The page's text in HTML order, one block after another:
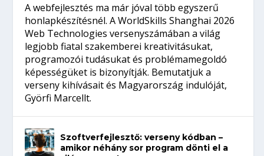
A webfejlesztés ma már jóval több egyszerű
honlapkészítésnél. A WorldSkills Shanghai 2026
Web Technologies versenyszámában a világ
legjobb fiatal szakemberei kreativitásukat,
programozói tudásukat és problémamegoldó
képességüket is bizonyítják. Bemutatjuk a
verseny kihívásait és Magyarország indulóját,
Györfi Marcellt.
Szoftverfejlesztő: verseny kódban –
amikor néhány sor program dönti el a